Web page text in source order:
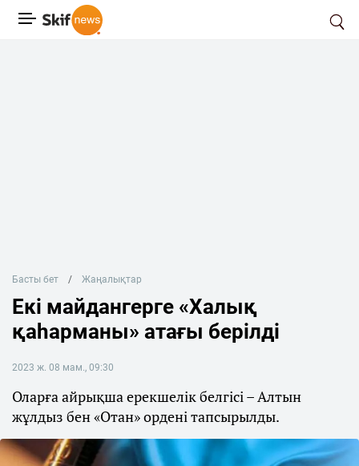
Басты бет Жаңалықтар
Екі майдангерге «Халық
қаһарманы» атағы берілді
2023 ж. 08 мам., 09:30
Оларға айрықша ерекшелік белгісі – Алтын
жұлдыз бен «Отан» ордені тапсырылды.